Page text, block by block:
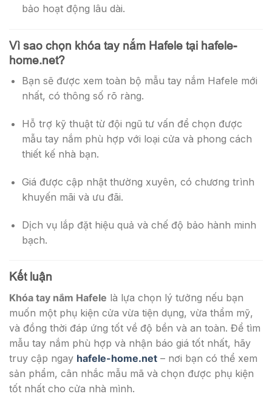
bảo hoạt động lâu dài.
Vì sao chọn khóa tay nắm Hafele tại hafele-
home.net?
Bạn sẽ được xem toàn bộ mẫu tay nắm Hafele mới
nhất, có thông số rõ ràng.
Hỗ trợ kỹ thuật từ đội ngũ tư vấn để chọn được
mẫu tay nắm phù hợp với loại cửa và phong cách
thiết kế nhà bạn.
Giá được cập nhật thường xuyên, có chương trình
khuyến mãi và ưu đãi.
Dịch vụ lắp đặt hiệu quả và chế độ bảo hành minh
bạch.
Kết luận
Khóa tay nắm Hafele là lựa chọn lý tưởng nếu bạn
muốn một phụ kiện cửa vừa tiện dụng, vừa thẩm mỹ,
và đồng thời đáp ứng tốt về độ bền và an toàn. Để tìm
mẫu tay nắm phù hợp và nhận báo giá tốt nhất, hãy
truy cập ngay hafele-home.net – nơi bạn có thể xem
sản phẩm, cân nhắc mẫu mã và chọn được phụ kiện
tốt nhất cho cửa nhà mình.